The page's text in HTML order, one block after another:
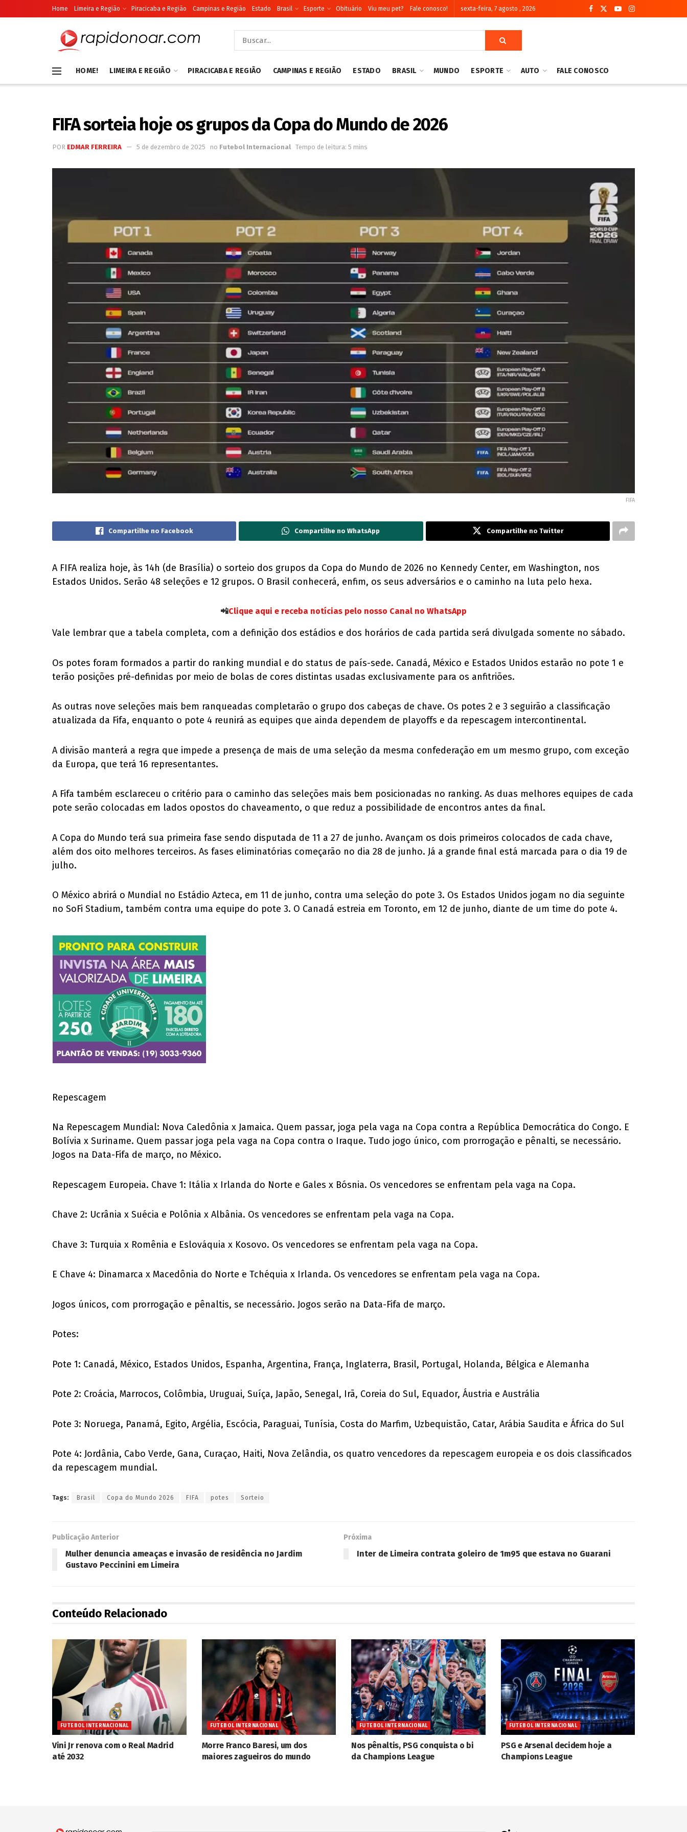
Home Limeira e Região Piracicaba e Região Campinas e Região Estado Brasil Esporte Obituário Viu meu pet? Fale conosco! sexta-feira, 7 agosto , 2026
HOME! LIMEIRA E REGIÃO PIRACICABA E REGIÃO CAMPINAS E REGIÃO ESTADO BRASIL MUNDO ESPORTE AUTO FALE CONOSCO
FIFA sorteia hoje os grupos da Copa do Mundo de 2026
POR EDMAR FERREIRA 5 de dezembro de 2025 no Futebol Internacional Tempo de leitura: 5 mins
FIFA
Compartilhe no Facebook Compartilhe no WhatsApp Compartilhe no Twitter
A FIFA realiza hoje, às 14h (de Brasília) o sorteio dos grupos da Copa do Mundo de 2026 no Kennedy Center, em Washington, nos
Estados Unidos. Serão 48 seleções e 12 grupos. O Brasil conhecerá, enfim, os seus adversários e o caminho na luta pelo hexa.
📲Clique aqui e receba notícias pelo nosso Canal no WhatsApp
Vale lembrar que a tabela completa, com a definição dos estádios e dos horários de cada partida será divulgada somente no sábado.
Os potes foram formados a partir do ranking mundial e do status de país-sede. Canadá, México e Estados Unidos estarão no pote 1 e
terão posições pré-definidas por meio de bolas de cores distintas usadas exclusivamente para os anfitriões.
As outras nove seleções mais bem ranqueadas completarão o grupo dos cabeças de chave. Os potes 2 e 3 seguirão a classificação
atualizada da Fifa, enquanto o pote 4 reunirá as equipes que ainda dependem de playoffs e da repescagem intercontinental.
A divisão manterá a regra que impede a presença de mais de uma seleção da mesma confederação em um mesmo grupo, com exceção
da Europa, que terá 16 representantes.
A Fifa também esclareceu o critério para o caminho das seleções mais bem posicionadas no ranking. As duas melhores equipes de cada
pote serão colocadas em lados opostos do chaveamento, o que reduz a possibilidade de encontros antes da final.
A Copa do Mundo terá sua primeira fase sendo disputada de 11 a 27 de junho. Avançam os dois primeiros colocados de cada chave,
além dos oito melhores terceiros. As fases eliminatórias começarão no dia 28 de junho. Já a grande final está marcada para o dia 19 de
julho.
O México abrirá o Mundial no Estádio Azteca, em 11 de junho, contra uma seleção do pote 3. Os Estados Unidos jogam no dia seguinte
no SoFi Stadium, também contra uma equipe do pote 3. O Canadá estreia em Toronto, em 12 de junho, diante de um time do pote 4.
Repescagem
Na Repescagem Mundial: Nova Caledônia x Jamaica. Quem passar, joga pela vaga na Copa contra a República Democrática do Congo. E
Bolívia x Suriname. Quem passar joga pela vaga na Copa contra o Iraque. Tudo jogo único, com prorrogação e pênalti, se necessário.
Jogos na Data-Fifa de março, no México.
Repescagem Europeia. Chave 1: Itália x Irlanda do Norte e Gales x Bósnia. Os vencedores se enfrentam pela vaga na Copa.
Chave 2: Ucrânia x Suécia e Polônia x Albânia. Os vencedores se enfrentam pela vaga na Copa.
Chave 3: Turquia x Romênia e Eslováquia x Kosovo. Os vencedores se enfrentam pela vaga na Copa.
E Chave 4: Dinamarca x Macedônia do Norte e Tchéquia x Irlanda. Os vencedores se enfrentam pela vaga na Copa.
Jogos únicos, com prorrogação e pênaltis, se necessário. Jogos serão na Data-Fifa de março.
Potes:
Pote 1: Canadá, México, Estados Unidos, Espanha, Argentina, França, Inglaterra, Brasil, Portugal, Holanda, Bélgica e Alemanha
Pote 2: Croácia, Marrocos, Colômbia, Uruguai, Suíça, Japão, Senegal, Irã, Coreia do Sul, Equador, Áustria e Austrália
Pote 3: Noruega, Panamá, Egito, Argélia, Escócia, Paraguai, Tunísia, Costa do Marfim, Uzbequistão, Catar, Arábia Saudita e África do Sul
Pote 4: Jordânia, Cabo Verde, Gana, Curaçao, Haiti, Nova Zelândia, os quatro vencedores da repescagem europeia e os dois classificados
da repescagem mundial.
Tags: Brasil Copa do Mundo 2026 FIFA potes Sorteio
Publicação Anterior
Mulher denuncia ameaças e invasão de residência no Jardim
Gustavo Peccinini em Limeira
Próxima
Inter de Limeira contrata goleiro de 1m95 que estava no Guarani
Conteúdo Relacionado
FUTEBOL INTERNACIONAL
Vini Jr renova com o Real Madrid
até 2032
FUTEBOL INTERNACIONAL
Morre Franco Baresi, um dos
maiores zagueiros do mundo
FUTEBOL INTERNACIONAL
Nos pênaltis, PSG conquista o bi
da Champions League
FUTEBOL INTERNACIONAL
PSG e Arsenal decidem hoje a
Champions League